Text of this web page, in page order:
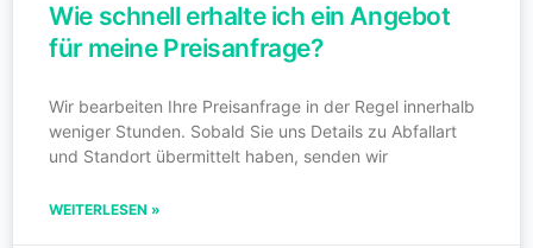
Wie schnell erhalte ich ein Angebot
für meine Preisanfrage?
Wir bearbeiten Ihre Preisanfrage in der Regel innerhalb
weniger Stunden. Sobald Sie uns Details zu Abfallart
und Standort übermittelt haben, senden wir
WEITERLESEN »